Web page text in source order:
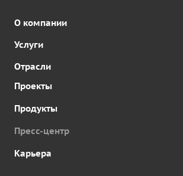
О компании
Услуги
Отрасли
Проекты
Продукты
Пресс-центр
Карьера